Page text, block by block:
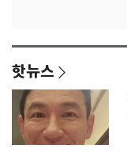
핫뉴스